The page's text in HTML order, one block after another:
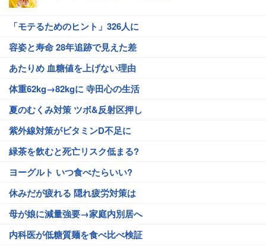
「モテるためのヒント」326人に
容姿と寿命 28年追跡で見えた差
あたりめ 血糖値を上げない理由
体重62kg→82kgに 寺田心の生活
夏のむくみ対策 ツボ&反射区押し
紫外線対策がビタミンD不足に
緑茶を飲むと死亡リスク低まる?
ヨーグルト いつ食べたらいい?
休みだが疲れる 隠れ疲労対策は
母が娘に減量強要→家庭内別居へ
内科医が低糖質麺を食べ比べ検証